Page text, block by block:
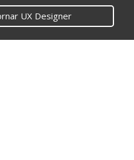
UX Designer